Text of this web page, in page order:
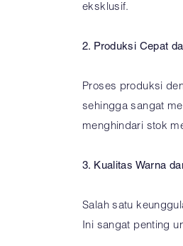
eksklusif.
2. Produksi Cepat
Proses produksi
sehingga sangat
menghindari stok
3. Kualitas Warna
Salah satu
Ini sangat penting